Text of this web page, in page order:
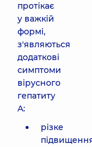
протікає
у важкій
формі,
з'являються
додаткові
симптоми
вірусного
гепатиту
A:
різке